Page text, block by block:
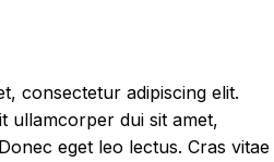
consectetur adipiscing elit.
ullamcorper dui sit amet,
eget leo lectus. Cras vitae